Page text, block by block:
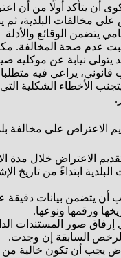
أن يتأكد أولًا من أن
مخالفات البلدية، ثم
يتضمن الوقائع والأدلة
عدم صحة المخالفة.
يتولى نيابة عن موكليه
قانوني، يراعي فيه
الأخطاء الشكلية
الاعتراض على مخالفة
الاعتراض خلال مدة
ابتداءً من تاريخ
أن يتضمن بيانات دقيقة
ورقمها ونوعها.
صور المستندات
السابقة إن وجدت.
يجب أن تكون خالية من